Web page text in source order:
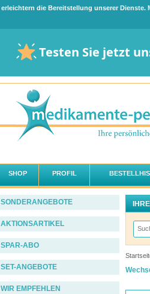
die Bereitstellung unserer
Testen Sie jetzt
SHOP PROFIL
SONDERANGEBOTE
AKTIONSARTIKEL
SPAR-ABO
SET-ANGEBOTE
WIR EMPFEHLEN